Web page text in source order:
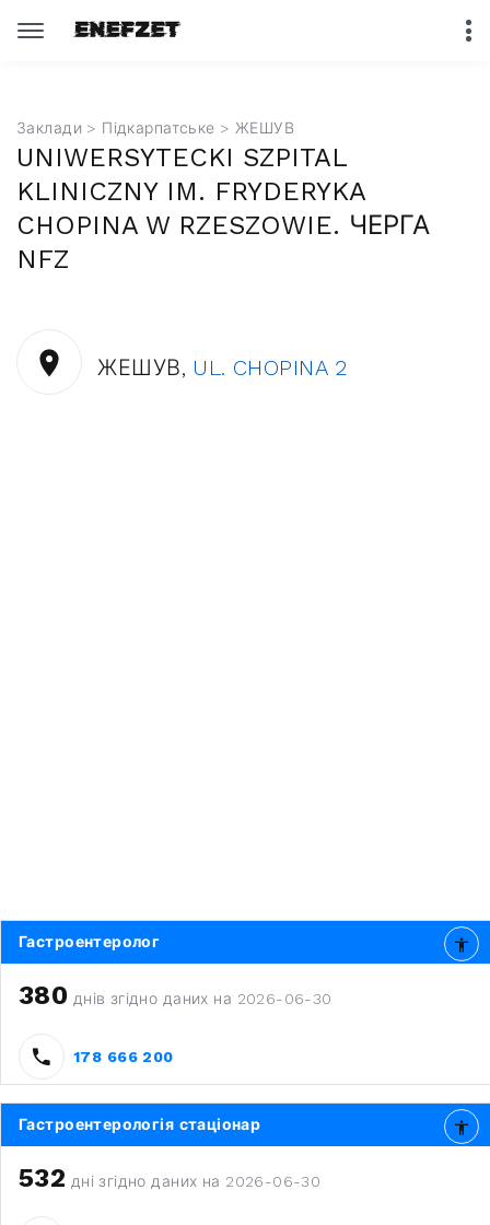
Заклади > Підкарпатське > ЖЕШУВ
UNIWERSYTECKI SZPITAL
KLINICZNY IM. FRYDERYKA
CHOPINA W RZESZOWIE. ЧЕРГА
NFZ
ЖЕШУВ, UL. CHOPINA 2
Гастроентеролог
380 днів згідно даних на 2026-06-30
178 666 200
Гастроентерологія стаціонар
532 дні згідно даних на 2026-06-30